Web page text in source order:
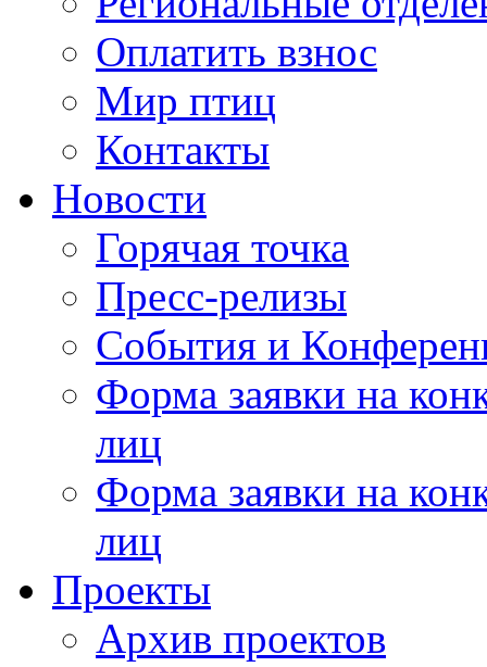
Оплатить взнос
Мир птиц
Контакты
Новости
Горячая точка
Пресс-релизы
События и
Форма заявки на
лиц
Форма заявки на
лиц
Проекты
Архив проектов